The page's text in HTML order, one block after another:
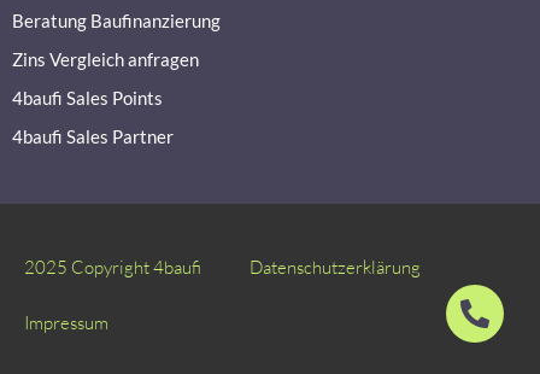
Beratung Baufinanzierung
Zins Vergleich anfragen
4baufi Sales Points
4baufi Sales Partner
2025 Copyright 4baufi Datenschutzerklärung
Impressum